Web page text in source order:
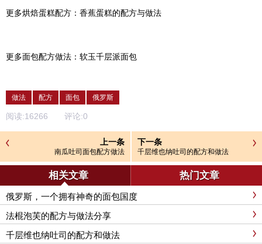
更多烘焙蛋糕配方：香蕉蛋糕的配方与做法
更多面包配方做法：软玉千层派面包
做法 配方 面包 俄罗斯
阅读:16266 评论:0
上一条
南瓜吐司面包配方做法
下一条
千层维也纳吐司的配方和做法
相关文章 热门文章
俄罗斯，一个拥有神奇的面包国度
法棍泡芙的配方与做法分享
千层维也纳吐司的配方和做法